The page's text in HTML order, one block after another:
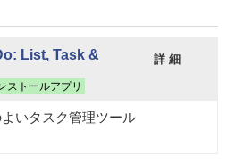
List, Task &
ストールアプリ
詳 細
いタスク管理ツール